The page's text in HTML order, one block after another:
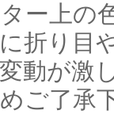
ー上の
折り目
動が激
ご了承